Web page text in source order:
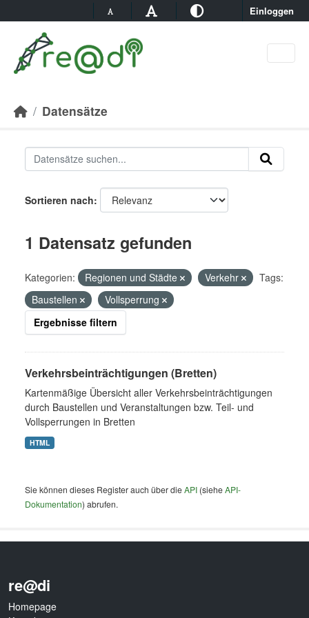
Einloggen
Datensätze
Sortieren nach
1 Datensatz gefunden
Kategorien: Regionen und Städte Verkehr
Tags:
Baustellen
Vollsperrung
Ergebnisse filtern
Verkehrsbeinträchtigungen (Bretten)
Kartenmäßige Übersicht aller Verkehrsbeinträchtigungen
durch Baustellen und Veranstaltungen bzw. Teil- und
Vollsperrungen in Bretten
HTML
Sie können dieses Register auch über dieAPI (sieheAPI-
Dokumentation) abrufen.
re@di
Homepage